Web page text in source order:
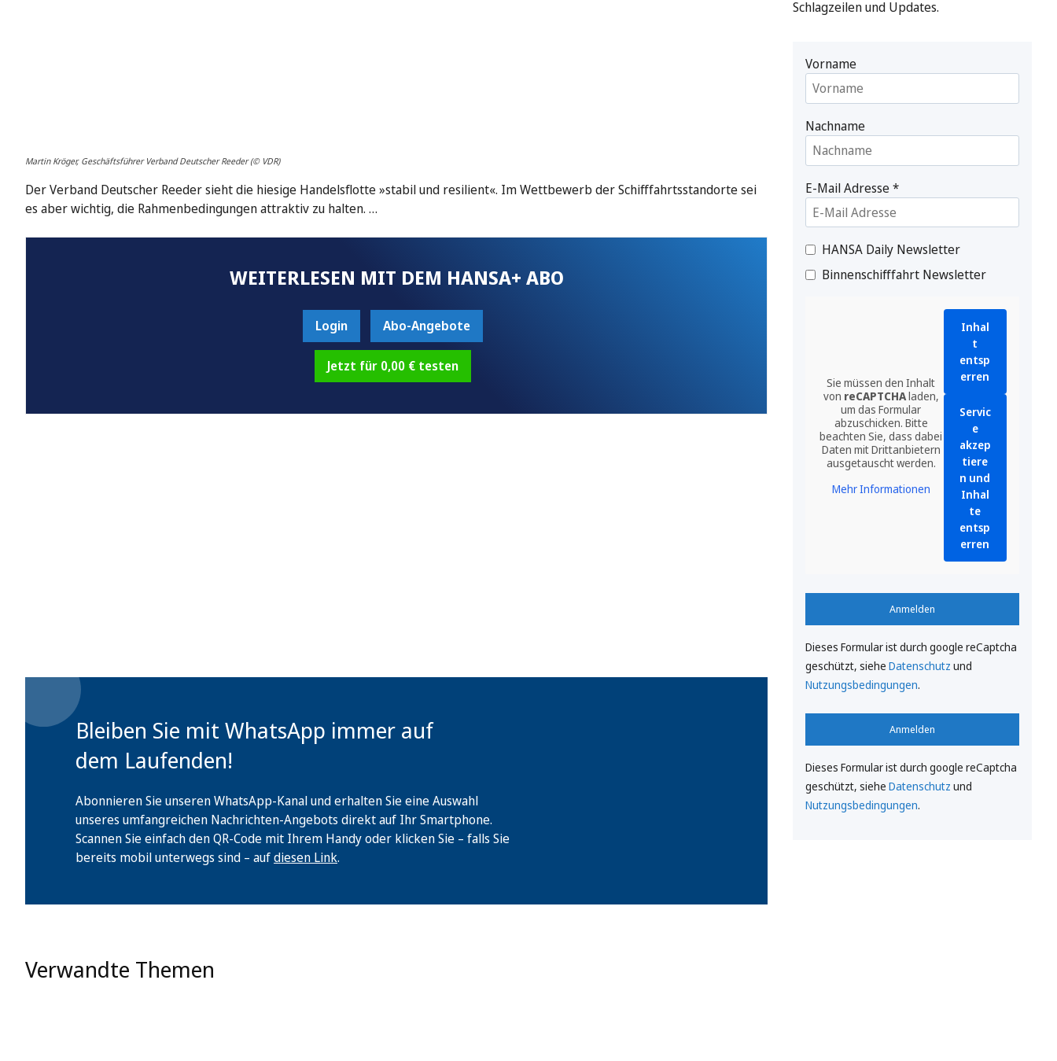
Martin Kröger, Geschäftsführer Verband Deutscher Reeder (© VDR)
Der Verband Deutscher Reeder sieht die hiesige Handelsflotte »stabil und resilient«. Im Wettbewerb der Schifffahrtsstandorte sei
es aber wichtig, die Rahmenbedingungen attraktiv zu halten. …
WEITERLESEN MIT DEM HANSA+ ABO
Login Abo-Angebote
Jetzt für 0,00 € testen
Bleiben Sie mit WhatsApp immer auf
dem Laufenden!
Abonnieren Sie unseren WhatsApp-Kanal und erhalten Sie eine Auswahl
unseres umfangreichen Nachrichten-Angebots direkt auf Ihr Smartphone.
Scannen Sie einfach den QR-Code mit Ihrem Handy oder klicken Sie – falls Sie
bereits mobil unterwegs sind – aufdiesen Link.
Verwandte Themen
Schlagzeilen und Updates.
Vorname
Nachname
E-Mail Adresse*
HANSA Daily Newsletter
Binnenschifffahrt Newsletter
Sie müssen den Inhalt
von reCAPTCHAladen,
um das Formular
abzuschicken. Bitte
beachten Sie, dass dabei
Daten mit Drittanbietern
ausgetauscht werden.
Mehr Informationen
Inhal
t
entsp
erren
Servic
e
akzep
tiere
n und
Inhal
te
entsp
erren
Anmelden
Dieses Formular ist durch google reCaptcha
geschützt, siehe Datenschutz und
Nutzungsbedingungen.
Anmelden
Dieses Formular ist durch google reCaptcha
geschützt, siehe Datenschutz und
Nutzungsbedingungen.